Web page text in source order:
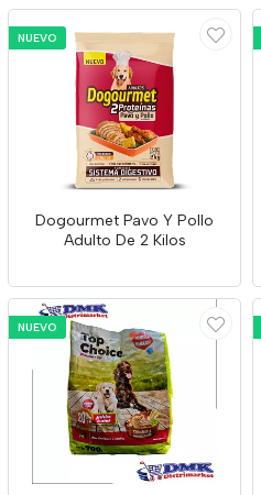
NUEVO
Dogourmet Pavo Y Pollo
Adulto De 2 Kilos
NUEVO